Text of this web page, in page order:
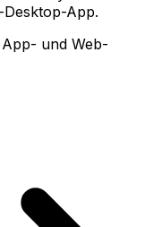
Desktop-App.
und Web-